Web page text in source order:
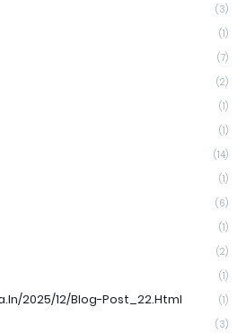
(3)
(1)
(7)
(2)
(1)
(1)
(14)
(1)
(6)
(1)
(2)
(1)
2025/12/blog-Post_22.html (1)
(3)